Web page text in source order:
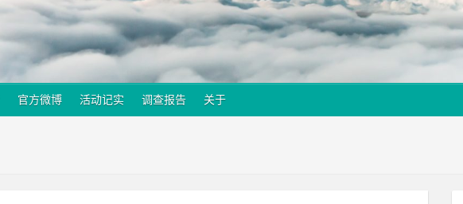
官方微博 活动记实 调查报告 关于